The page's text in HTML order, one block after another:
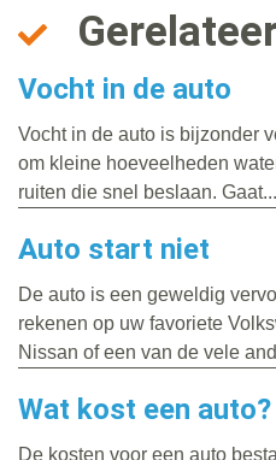
Vocht in de auto
Vocht in de auto is bijzonder
om kleine hoeveelheden
ruiten die snel beslaan. Gaat...
Auto start niet
De auto is een geweldig
rekenen op uw favoriete
Nissan of een van de vele
Wat kost een auto?
De kosten voor een auto